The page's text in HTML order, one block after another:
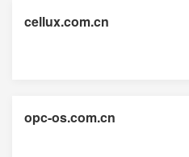
cellux.com.cn
opc-os.com.cn